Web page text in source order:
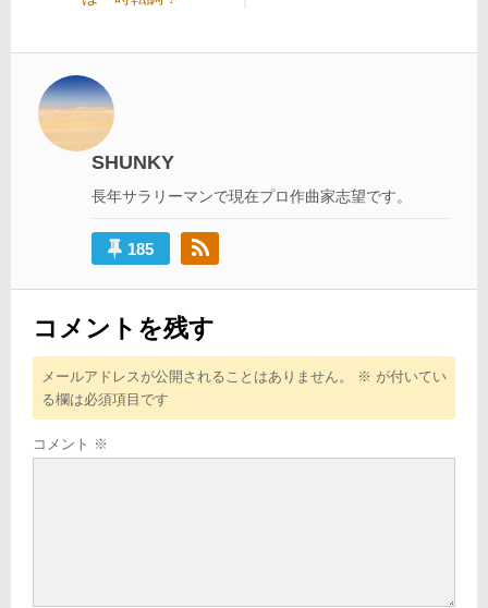
ビ
ゲ
ー
シ
SHUNKY
長年サラリーマンで現在プロ作曲家志望です。
185
コメントを残す
メールアドレスが公開されることはありません。 ※ が付いてい
る欄は必須項目です
コメント ※